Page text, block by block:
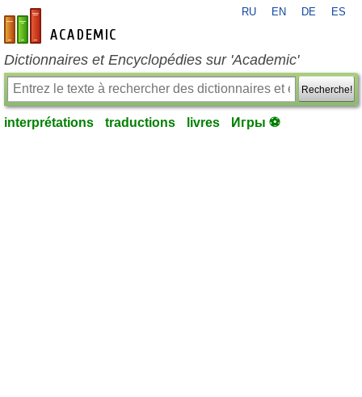
fr-academic.com
RU EN DE ES
Dictionnaires et Encyclopédies sur 'Academic'
Recherche!
interprétations traductions livres Игры ⚽